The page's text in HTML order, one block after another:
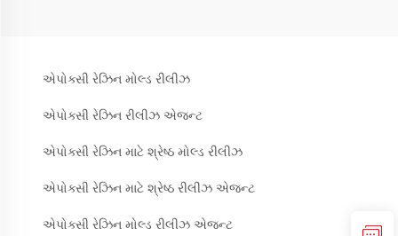
એપોક્સી રેઝિન મોલ્ડ રીલીઝ
એપોક્સી રેઝિન રીલીઝ એજન્ટ
એપોક્સી રેઝિન માટે શ્રેષ્ઠ મોલ્ડ રીલીઝ
એપોક્સી રેઝિન માટે શ્રેષ્ઠ રીલીઝ એજન્ટ
એપોક્સી રેઝિન મોલ્ડ રીલીઝ એજન્ટ